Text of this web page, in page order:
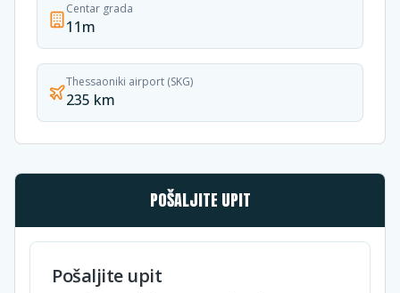
Centar grada
11m
Thessaoniki airport (SKG)
235 km
POŠALJITE UPIT
Pošaljite upit